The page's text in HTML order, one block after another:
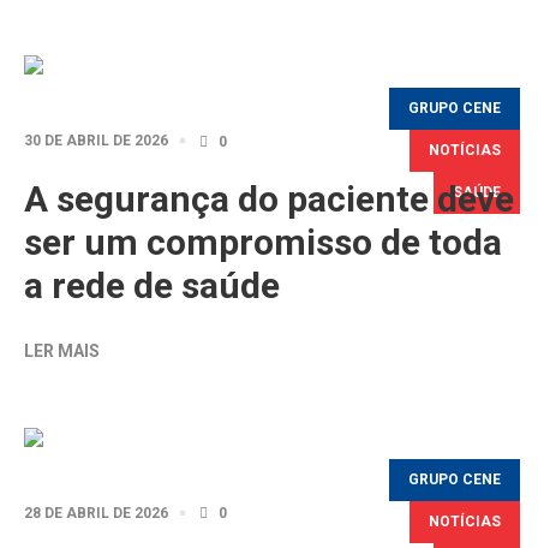
GRUPO CENE
NOTÍCIAS
SAÚDE
30 DE ABRIL DE 2026 0
A segurança do paciente deve
ser um compromisso de toda
a rede de saúde
LER MAIS
GRUPO CENE
NOTÍCIAS
28 DE ABRIL DE 2026 0